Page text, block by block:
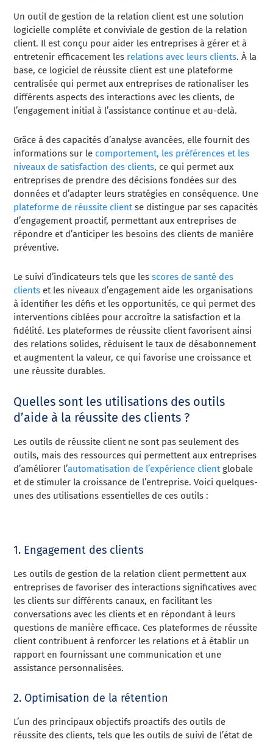
Un outil de gestion de la relation client est une solution
logicielle complète et conviviale de gestion de la relation
client. Il est conçu pour aider les entreprises à gérer et à
entretenir efficacement les relations avec leurs clients. À la
base, ce logiciel de réussite client est une plateforme
centralisée qui permet aux entreprises de rationaliser les
différents aspects des interactions avec les clients, de
l’engagement initial à l’assistance continue et au-delà.
Grâce à des capacités d’analyse avancées, elle fournit des
informations sur le comportement, les préférences et les
niveaux de satisfaction des clients, ce qui permet aux
entreprises de prendre des décisions fondées sur des
données et d’adapter leurs stratégies en conséquence. Une
plateforme de réussite clientse distingue par ses capacités
d’engagement proactif, permettant aux entreprises de
répondre et d’anticiper les besoins des clients de manière
préventive.
Le suivi d’indicateurs tels que lesscores de santé des
clients et les niveaux d’engagement aide les organisations
à identifier les défis et les opportunités, ce qui permet des
interventions ciblées pour accroître la satisfaction et la
fidélité. Les plateformes de réussite client favorisent ainsi
des relations solides, réduisent le taux de désabonnement
et augmentent la valeur, ce qui favorise une croissance et
une réussite durables.
Quelles sont les utilisations des outils
d’aide à la réussite des clients ?
Les outils de réussite client ne sont pas seulement des
outils, mais des ressources qui permettent aux entreprises
d’améliorer l’automatisation de l’expérience clientglobale
et de stimuler la croissance de l’entreprise. Voici quelques-
unes des utilisations essentielles de ces outils :
1. Engagement des clients
Les outils de gestion de la relation client permettent aux
entreprises de favoriser des interactions significatives avec
les clients sur différents canaux, en facilitant les
conversations avec les clients et en répondant à leurs
questions de manière efficace. Ces plateformes de réussite
client contribuent à renforcer les relations et à établir un
rapport en fournissant une communication et une
assistance personnalisées.
2. Optimisation de la rétention
L’un des principaux objectifs proactifs des outils de
réussite des clients, tels que les outils de suivi de l’état de